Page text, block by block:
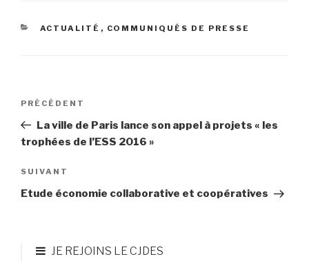
CATÉGORIES
ACTUALITÉ , COMMUNIQUÉS DE PRESSE
Navigation
l’article
Article
précédent
PRÉCÉDENT
La ville de Paris lance son appel à projets « les
trophées de l’ESS 2016 »
Article
suivant
SUIVANT
Etude économie collaborative et coopératives
JE REJOINS LE CJDES